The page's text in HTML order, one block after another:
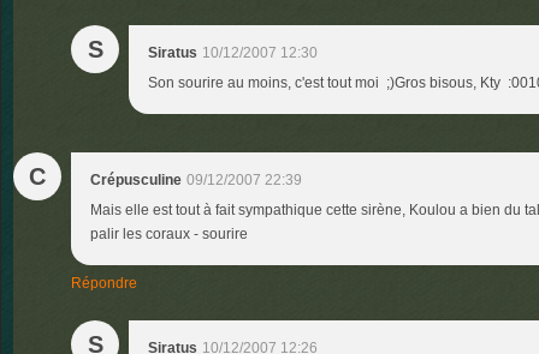
S Siratus 10/12/2007 12:30
Son sourire au moins, c'est tout moi ;)Gros bisous, Kty
C Crépusculine 09/12/2007 22:39
Mais elle est tout à fait sympathique cette sirène, Koulou a bien du
palir les coraux - sourire
Répondre
S Siratus 10/12/2007 12:26